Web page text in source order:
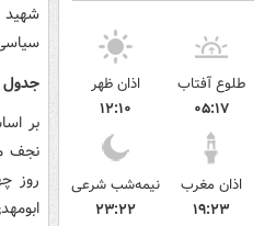
طلوع آفتاب
۰۵:۱۷
اذان ظهر
۱۲:۱۰
اذان مغرب
۱۹:۲۳
نیمه‌شب شرعی
۲۳:۲۲
شهید
جدول
بر